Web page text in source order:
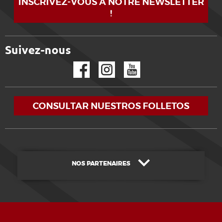
!
Suivez-nous
CONSULTAR NUESTROS FOLLETOS
NOS PARTENAIRES